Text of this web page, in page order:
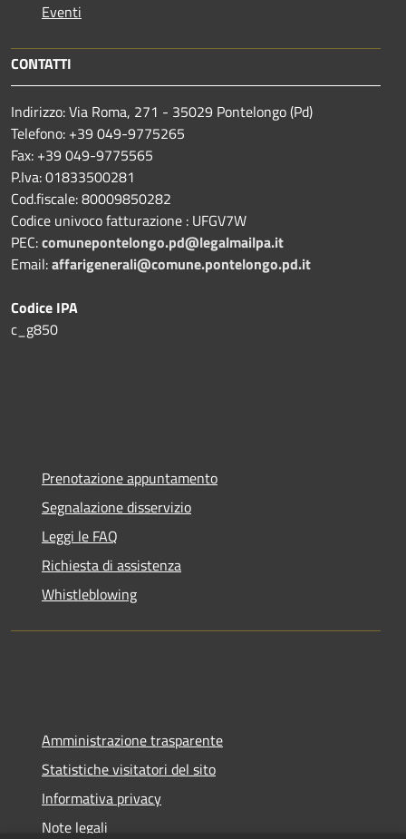
Eventi
CONTATTI
Indirizzo: Via Roma, 271 - 35029 Pontelongo (Pd)
Telefono: +39 049-9775265
Fax: +39 049-9775565
P.Iva: 01833500281
Cod.fiscale: 80009850282
Codice univoco fatturazione : UFGV7W
PEC:comunepontelongo.pd@legalmailpa.it
Email:affarigenerali@comune.pontelongo.pd.it
Codice IPA
c_g850
Prenotazione appuntamento
Segnalazione disservizio
Leggi le FAQ
Richiesta di assistenza
Whistleblowing
Amministrazione trasparente
Statistiche visitatori del sito
Informativa privacy
Note legali